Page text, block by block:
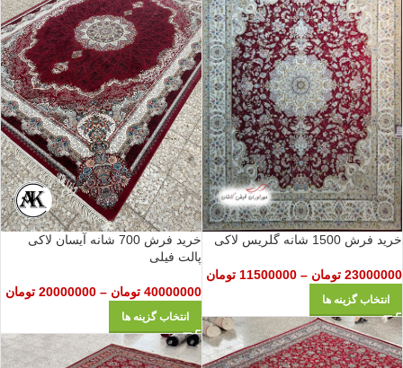
خرید فرش 1500 شانه گلریس لاکی
23000000 تومان –
11500000 تومان
انتخاب گزینه ها
خرید فرش 700 شانه آیسان لاکی
پالت فیلی
40000000 تومان –
20000000 تومان
انتخاب گزینه ها